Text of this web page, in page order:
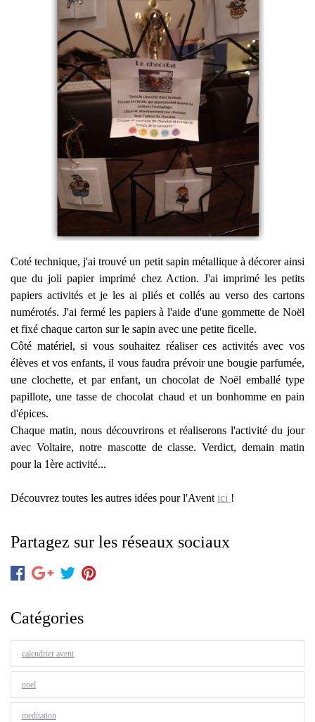
Coté technique, j'ai trouvé un petit sapin métallique à décorer ainsi
que du joli papier imprimé chez Action. J'ai imprimé les petits
papiers activités et je les ai pliés et collés au verso des cartons
numérotés. J'ai fermé les papiers à l'aide d'une gommette de Noël
et fixé chaque carton sur le sapin avec une petite ficelle.
Côté matériel, si vous souhaitez réaliser ces activités avec vos
élèves et vos enfants, il vous faudra prévoir une bougie parfumée,
une clochette, et par enfant, un chocolat de Noël emballé type
papillote, une tasse de chocolat chaud et un bonhomme en pain
d'épices.
Chaque matin, nous découvrirons et réaliserons l'activité du jour
avec Voltaire, notre mascotte de classe. Verdict, demain matin
pour la 1ère activité...
Découvrez toutes les autres idées pour l'Avent ici !
Partagez sur les réseaux sociaux
Catégories
calendrier avent
noel
meditation